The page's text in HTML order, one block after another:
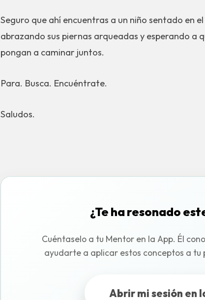
Seguro que ahí encuentras a un niño sentado en
abrazando sus piernas arqueadas y esperando a
pongan a caminar juntos.
Para. Busca. Encuéntrate.
Saludos.
¿Te ha resonado
Cuéntaselo a tu Mentor en la App. Él
ayudarte a aplicar estos conceptos a tu
Abrir mi sesión en